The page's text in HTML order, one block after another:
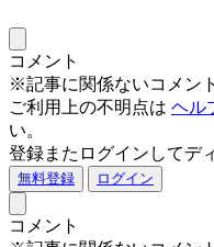
コメント
※記事に関係ないコメン
ご利用上の不明点は ヘル
い。
登録またログインしてデ
無料登録 ログイン
コメント